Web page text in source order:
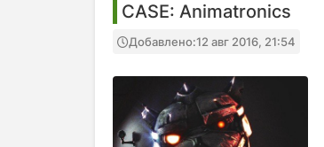
CASE: Animatronics
Добавлено:12 авг 2016, 21:54